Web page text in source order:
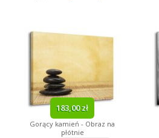
183,00 zł
Gorący kamień - Obraz na
płótnie